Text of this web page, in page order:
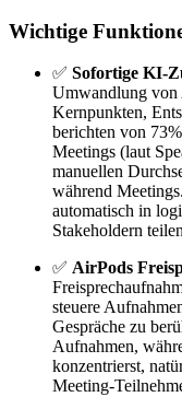
Wichtige
✅ Sofortige KI-
Umwandlung von
Kernpunkten,
berichten von
Meetings (laut
manuellen
während
automatisch in
Stakeholdern
✅ AirPods
steuere
Gespräche zu
Aufnahmen,
konzentrierst,
Meeting-